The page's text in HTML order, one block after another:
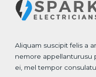
Aliquam suscipit felis a
nemore appellanturusu
ei, mel tempor